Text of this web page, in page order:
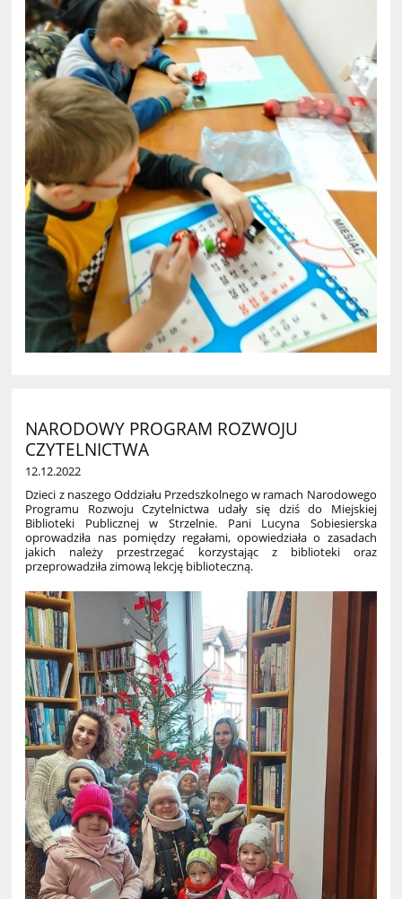
NARODOWY PROGRAM ROZWOJU
CZYTELNICTWA
12.12.2022
Dzieci z naszego Oddziału Przedszkolnego w ramach Narodowego
Programu Rozwoju Czytelnictwa udały się dziśdo Miejskiej
Biblioteki Publicznej w Strzelnie. Pani Lucyna Sobiesierska
oprowadziła nas pomiędzy regałami, opowiedziała o zasadach
jakich należy przestrzegać korzystając z biblioteki oraz
przeprowadziła zimową lekcję biblioteczną.